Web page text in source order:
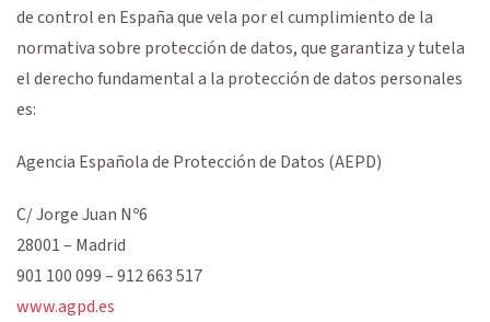
de control en España que vela por el cumplimiento de la
normativa sobre protección de datos, que garantiza y tutela
el derecho fundamental a la protección de datos personales
es:
Agencia Española de Protección de Datos (AEPD)
C/ Jorge Juan Nº6
28001 – Madrid
901 100 099 – 912 663 517
www.agpd.es